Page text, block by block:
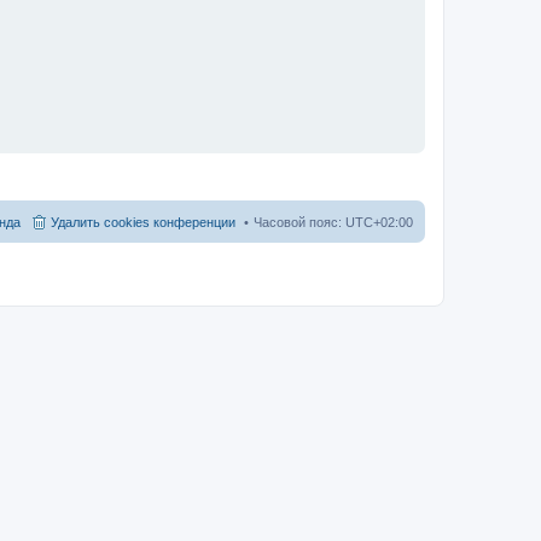
Часовой пояс: UTC+02:00
Удалить cookies конференции